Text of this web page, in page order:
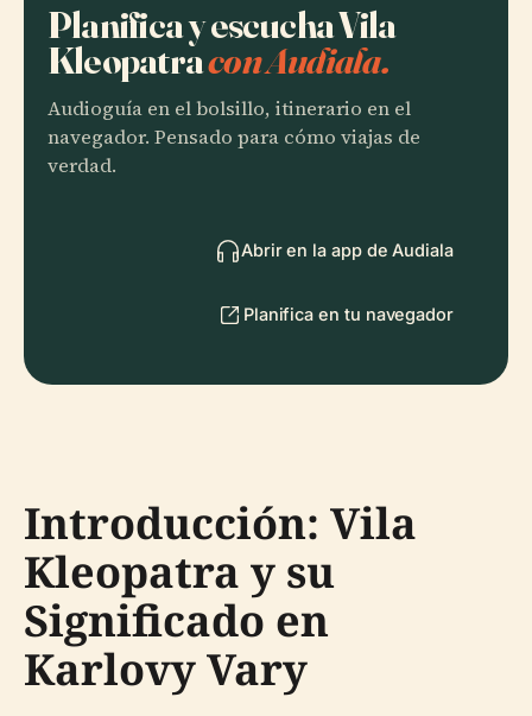
Planifica y escucha Vila
Kleopatracon Audiala.
Audioguía en el bolsillo, itinerario en el
navegador. Pensado para cómo viajas de
verdad.
Abrir en la app de Audiala
Planifica en tu navegador
Introducción: Vila
Kleopatra y su
Significado en
Karlovy Vary